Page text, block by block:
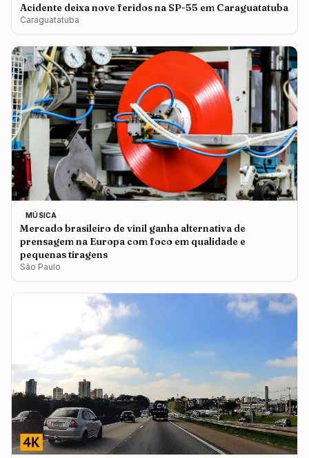
Acidente deixa nove feridos na SP-55 em Caraguatatuba
Caraguatatuba
MÚSICA
Mercado brasileiro de vinil ganha alternativa de
prensagem na Europa com foco em qualidade e
pequenas tiragens
São Paulo